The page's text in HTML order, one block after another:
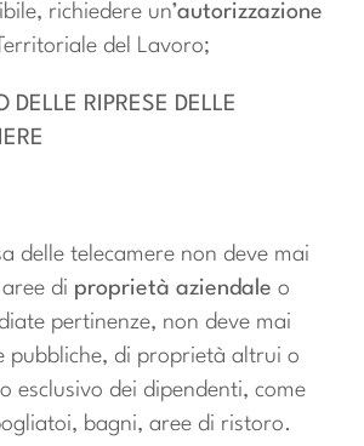
richiedere un’autorizzazione
del Lavoro;
DELLE RIPRESE DELLE
delle telecamere non deve mai
di proprietà aziendale o
pertinenze, non deve mai
pubbliche, di proprietà altrui o
esclusivo dei dipendenti, come
bagni, aree di ristoro.